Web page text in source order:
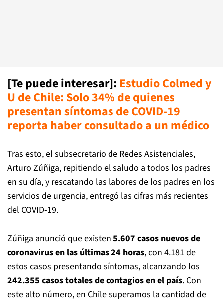
[Te puede interesar]: Estudio Colmed y
U de Chile: Solo 34% de quienes
presentan síntomas de COVID-19
reporta haber consultado a un médico
Tras esto, el subsecretario de Redes Asistenciales,
Arturo Zúñiga, repitiendo el saludo a todos los padres
en su día, y rescatando las labores de los padres en los
servicios de urgencia, entregó las cifras más recientes
del COVID-19.
Zúñiga anunció que existen 5.607 casos nuevos de
coronavirus en las últimas 24 horas, con 4.181 de
estos casos presentando síntomas, alcanzando los
242.355 casos totales de contagios en el país. Con
este alto número, en Chile superamos la cantidad de